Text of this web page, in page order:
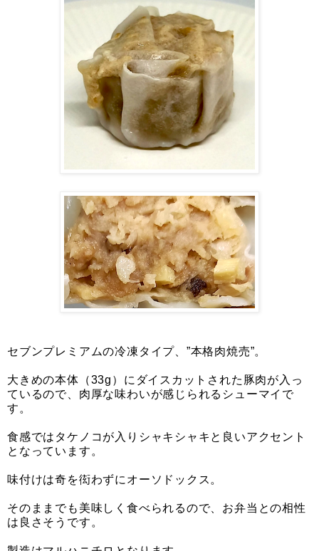
セブンプレミアムの冷凍タイプ、”本格肉焼売”。
大きめの本体（33g）にダイスカットされた豚肉が入っ
ているので、肉厚な味わいが感じられるシューマイで
す。
食感ではタケノコが入りシャキシャキと良いアクセント
となっています。
味付けは奇を衒わずにオーソドックス。
そのままでも美味しく食べられるので、お弁当との相性
は良さそうです。